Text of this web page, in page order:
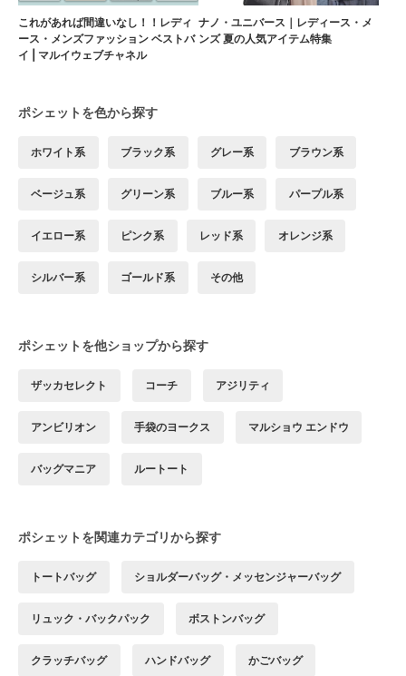
これがあれば間違いなし！！レディ
ース・メンズファッション ベストバ
イ | マルイウェブチャネル
ナノ・ユニバース｜レディース・メ
ンズ 夏の人気アイテム特集
ポシェットを色から探す
ホワイト系 ブラック系 グレー系 ブラウン系
ベージュ系 グリーン系 ブルー系 パープル系
イエロー系 ピンク系 レッド系 オレンジ系
シルバー系 ゴールド系 その他
ポシェットを他ショップから探す
ザッカセレクト コーチ アジリティ
アンビリオン 手袋のヨークス マルショウ エンドウ
バッグマニア ルートート
ポシェットを関連カテゴリから探す
トートバッグ ショルダーバッグ・メッセンジャーバッグ
リュック・バックパック ボストンバッグ
クラッチバッグ ハンドバッグ かごバッグ